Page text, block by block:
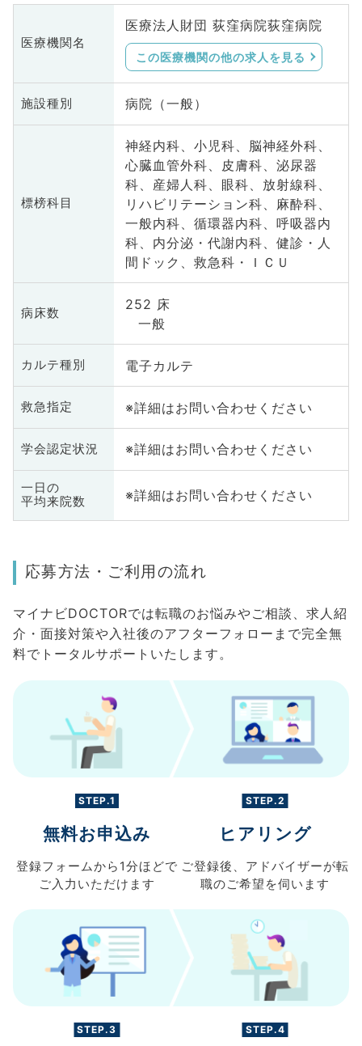
医療機関名
医療法人財団 荻窪病院荻窪病院
この医療機関の他の求人を見る
施設種別 病院（一般）
標榜科目
神経内科、小児科、脳神経外科、
心臓血管外科、皮膚科、泌尿器
科、産婦人科、眼科、放射線科、
リハビリテーション科、麻酔科、
一般内科、循環器内科、呼吸器内
科、内分泌・代謝内科、健診・人
間ドック、救急科・ＩＣＵ
病床数
252 床
一般
カルテ種別 電子カルテ
救急指定 ※詳細はお問い合わせください
学会認定状況 ※詳細はお問い合わせください
一日の
平均来院数
※詳細はお問い合わせください
応募方法・ご利用の流れ
マイナビDOCTORでは転職のお悩みやご相談、求人紹
介・面接対策や入社後のアフターフォローまで完全無
料でトータルサポートいたします。
STEP.1
無料お申込み
登録フォームから 1分ほどで
ご入力 いただけます
STEP.2
ヒアリング
ご登録後、 アドバイザーが転
職のご希望を伺います
STEP.3 STEP.4